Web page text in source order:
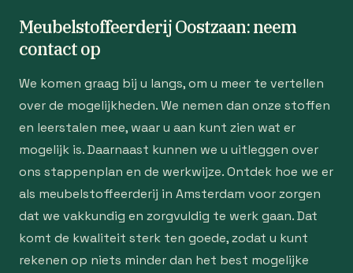
Meubelstoffeerderij Oostzaan: neem
contact op
We komen graag bij u langs, om u meer te vertellen
over de mogelijkheden. We nemen dan onze stoffen
en leerstalen mee, waar u aan kunt zien wat er
mogelijk is. Daarnaast kunnen we u uitleggen over
ons stappenplan en de werkwijze. Ontdek hoe we er
als meubelstoffeerderij in Amsterdam voor zorgen
dat we vakkundig en zorgvuldig te werk gaan. Dat
komt de kwaliteit sterk ten goede, zodat u kunt
rekenen op niets minder dan het best mogelijke